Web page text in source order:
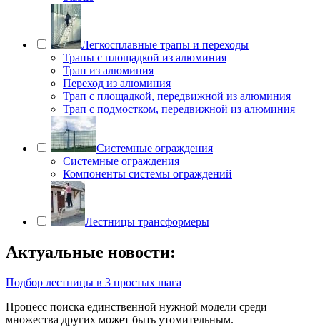
Легкосплавные трапы и переходы
Трапы с площадкой из алюминия
Трап из алюминия
Переход из алюминия
Трап с площадкой, передвижной из алюминия
Трап с подмостком, передвижной из алюминия
Системные ограждения
Системные ограждения
Компоненты системы ограждений
Лестницы трансформеры
Актуальные новости:
Подбор лестницы в 3 простых шага
Процесс поиска единственной нужной модели среди
множества других может быть утомительным.